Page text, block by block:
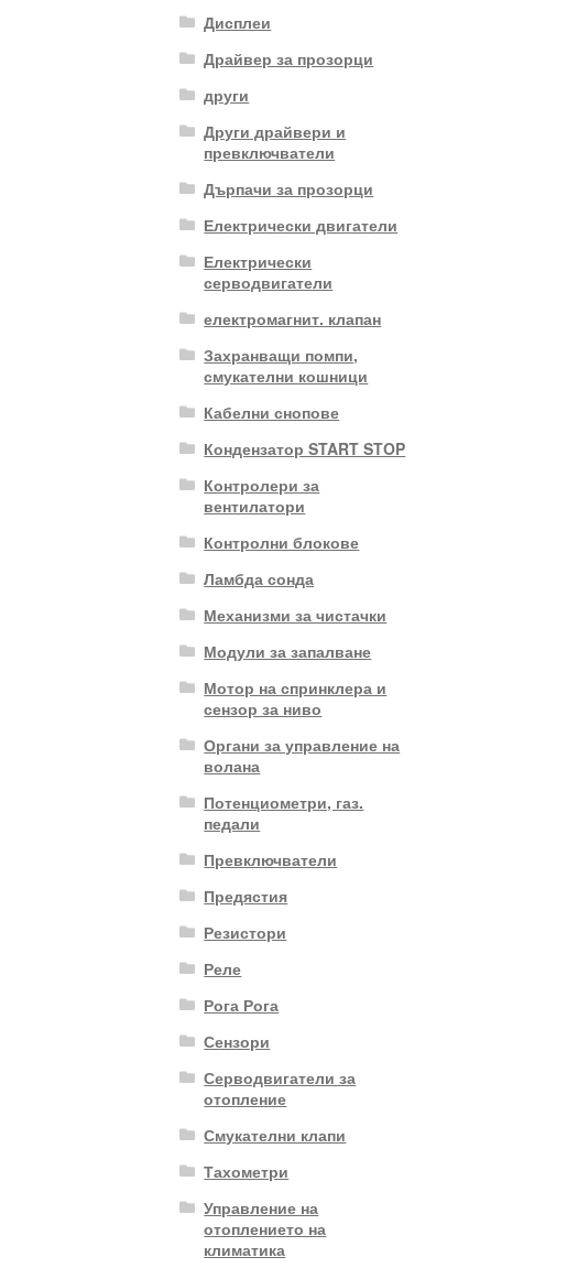
Дисплеи
Драйвер за прозорци
други
Други драйвери и
превключватели
Дърпачи за прозорци
Електрически двигатели
Електрически
серводвигатели
електромагнит. клапан
Захранващи помпи,
смукателни кошници
Кабелни снопове
Кондензатор START STOP
Контролери за
вентилатори
Контролни блокове
Ламбда сонда
Механизми за чистачки
Модули за запалване
Мотор на спринклера и
сензор за ниво
Органи за управление на
волана
Потенциометри, газ.
педали
Превключватели
Предястия
Резистори
Реле
Рога Рога
Сензори
Серводвигатели за
отопление
Смукателни клапи
Тахометри
Управление на
отоплението на
климатика